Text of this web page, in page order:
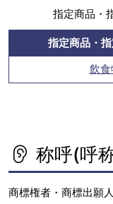
指定商品・
指定商品・
飲
称呼(呼
商標権者・商標出願